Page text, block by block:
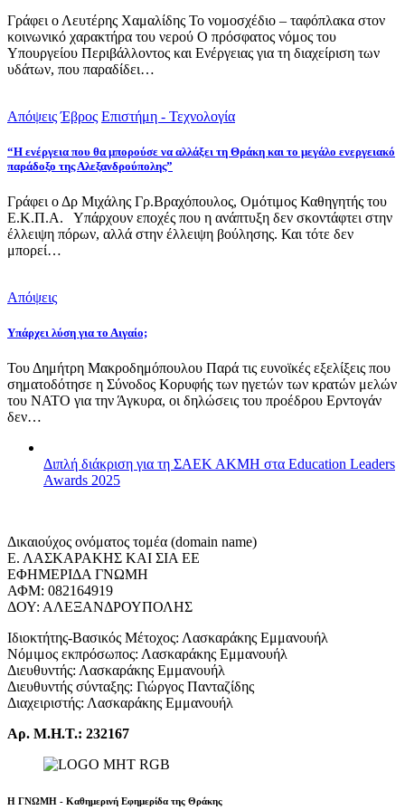
Γράφει ο Λευτέρης Χαμαλίδης Το νομοσχέδιο – ταφόπλακα στον
κοινωνικό χαρακτήρα του νερού Ο πρόσφατος νόμος του
Υπουργείου Περιβάλλοντος και Ενέργειας για τη διαχείριση των
υδάτων, που παραδίδει…
Απόψεις Έβρος Επιστήμη - Τεχνολογία
“Η ενέργεια που θα μπορούσε να αλλάξει τη Θράκη και το μεγάλο ενεργειακό
παράδοξο της Αλεξανδρούπολης”
Γράφει ο Δρ Μιχάλης Γρ.Βραχόπουλος, Ομότιμος Καθηγητής του
Ε.Κ.Π.Α. Υπάρχουν εποχές που η ανάπτυξη δεν σκοντάφτει στην
έλλειψη πόρων, αλλά στην έλλειψη βούλησης. Και τότε δεν
μπορεί…
Απόψεις
Υπάρχει λύση για το Αιγαίο;
Του Δημήτρη Μακροδημόπουλου Παρά τις ευνοϊκές εξελίξεις που
σηματοδότησε η Σύνοδος Κορυφής των ηγετών των κρατών μελών
του ΝΑΤΟ για την Άγκυρα, οι δηλώσεις του προέδρου Ερντογάν
δεν…
Διπλή διάκριση για τη ΣΑΕΚ ΑΚΜΗ στα Education Leaders
Awards 2025
Δικαιούχος ονόματος τομέα (domain name)
Ε. ΛΑΣΚΑΡΑΚΗΣ ΚΑΙ ΣΙΑ ΕΕ
ΕΦΗΜΕΡΙΔΑ ΓΝΩΜΗ
ΑΦΜ: 082164919
ΔΟΥ: ΑΛΕΞΑΝΔΡΟΥΠΟΛΗΣ
Ιδιοκτήτης-Βασικός Μέτοχος: Λασκαράκης Εμμανουήλ
Νόμιμος εκπρόσωπος: Λασκαράκης Εμμανουήλ
Διευθυντής: Λασκαράκης Εμμανουήλ
Διευθυντής σύνταξης: Γιώργος Πανταζίδης
Διαχειριστής: Λασκαράκης Εμμανουήλ
Αρ. Μ.Η.Τ.: 232167
Η ΓΝΩΜΗ - Καθημερινή Εφημερίδα της Θράκης